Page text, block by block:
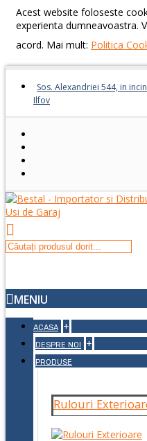
Acest website foloseste
experienta dumneavoastra.
acord. Mai mult: Politica
Sos. Alexandriei 544, in
Ilfov
MENIU
ACASA +
DESPRE NOI +
PRODUSE
Rulouri